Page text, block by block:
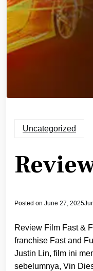
Uncategorized
Posted on June 27, 2025
Review Film Fast &
franchise Fast and
Justin Lin, film ini
sebelumnya, Vin